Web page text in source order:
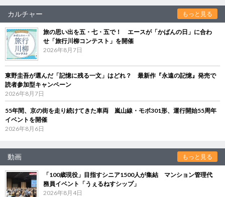
カルチャー もっと見る
旅の思い出を五・七・五で！ エースが「かばんの日」に合わ
せ「旅行川柳コンテスト」を開催
2026年8月7日
東野圭吾が選んだ「記憶に残る一文」はどれ？ 最新作『永遠の記憶』発売で
読者参加型キャンペーン
2026年8月7日
55年間、京の街を走り続けてきた車両 嵐山線・モボ301形、運行開始55周年
イベントを開催
2026年8月6日
動画 もっと見る
「100歳現役」目指すシニア1500人が集結 マンション管理代
務員イベント「うぇるねすシップ」
2026年8月4日